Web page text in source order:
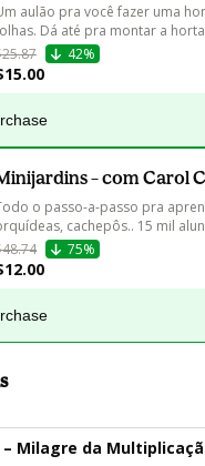
aulão pra você fazer uma
Dá até pra montar a
42%
– com Carol
o passo-a-passo pra
cachepôs.. 15 mil
75%
Milagre da